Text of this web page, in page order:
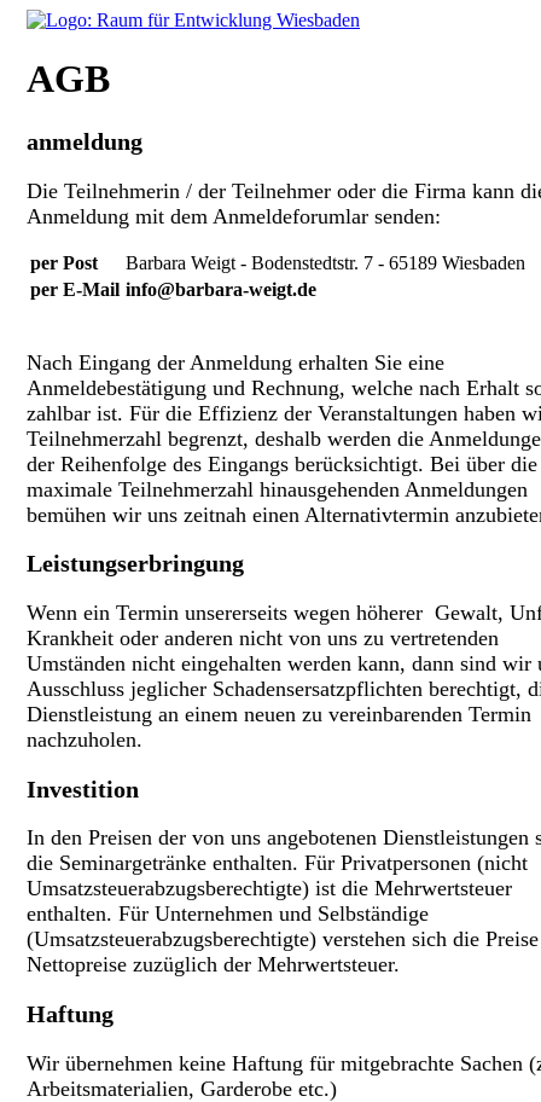
AGB
anmeldung
Die Teilnehmerin / der Teilnehmer oder die Firma kann
Anmeldung mit dem Anmeldeforumlar senden:
per Post
Barbara Weigt - Bodenstedtstr. 7 - 65189 Wiesbaden
per E-Mail info@barbara-weigt.de
Nach Eingang der Anmeldung erhalten Sie eine
Anmeldebestätigung und Rechnung, welche nach Erhalt
zahlbar ist. Für die Effizienz der Veranstaltungen haben
Teilnehmerzahl begrenzt, deshalb werden die
der Reihenfolge des Eingangs berücksichtigt. Bei über die
maximale Teilnehmerzahl hinausgehenden Anmeldungen
bemühen wir uns zeitnah einen Alternativtermin
Leistungserbringung
Wenn ein Termin unsererseits wegen höherer Gewalt,
Krankheit oder anderen nicht von uns zu vertretenden
Umständen nicht eingehalten werden kann, dann sind wir
Ausschluss jeglicher Schadensersatzpflichten berechtigt,
Dienstleistung an einem neuen zu vereinbarenden Termin
nachzuholen.
Investition
In den Preisen der von uns angebotenen Dienstleistungen
die Seminargetränke enthalten. Für Privatpersonen (nicht
Umsatzsteuerabzugsberechtigte) ist die Mehrwertsteuer
enthalten. Für Unternehmen und Selbständige
(Umsatzsteuerabzugsberechtigte) verstehen sich die
Nettopreise zuzüglich der Mehrwertsteuer.
Haftung
Wir übernehmen keine Haftung für mitgebrachte Sachen
Arbeitsmaterialien, Garderobe etc.)